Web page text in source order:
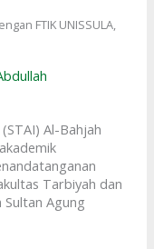
FTIK UNISSULA,
Al-Bahjah
Tarbiyah dan
Agung